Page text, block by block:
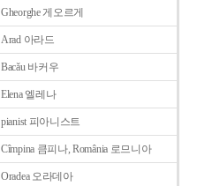
Gheorghe 게오르게
Arad 아라드
Bacǎu 바커우
Elena 엘레나
pianist 피아니스트
Cîmpina 큼피나, România 로므니아
Oradea 오라데아